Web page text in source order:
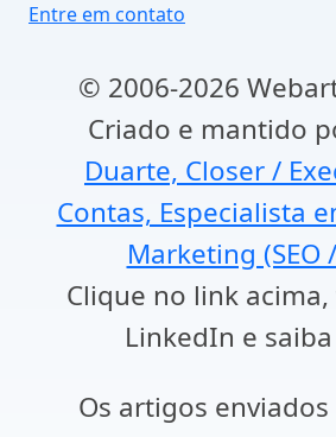
Entre em contato
© 2006-2026
Criado e mantido
Duarte, Closer /
Contas, Especialista
Marketing (SEO
Clique no link
LinkedIn e
Os artigos